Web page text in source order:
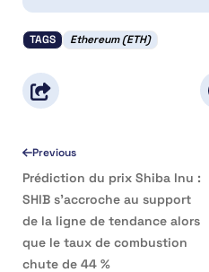
TAGS Ethereum (ETH)
Previous
Prédiction du prix Shiba Inu :
SHIB s’accroche au support
de la ligne de tendance alors
que le taux de combustion
chute de 44 %